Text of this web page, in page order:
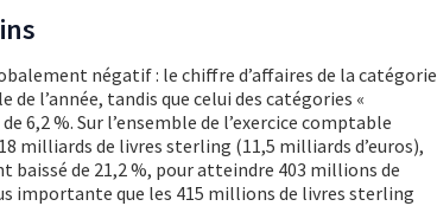
négatif : le chiffre d’affaires de la catégorie
de l’année, tandis que celui des catégories «
6,2 %. Sur l’ensemble de l’exercice comptable
milliards de livres sterling (11,5 milliards d’euros),
baissé de 21,2 %, pour atteindre 403 millions de
importante que les 415 millions de livres sterling